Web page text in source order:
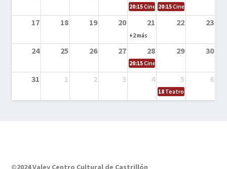
20:15Cine en la calle – Tortugas
20:15Cine en la calle –
17 18 19 20 21 22 23
+2 más
24 25 26 27 28 29 30
20:15Cine en el calle – Tintín y el
31 1 2 3 4 5 6
18 Teatro – Tres
©2024 Valey Centro Cultural de Castrillón